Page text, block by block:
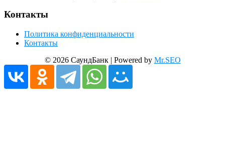
Контакты
Политика конфиденциальности
Контакты
© 2026 СаундБанк | Powered by Mr.SEO